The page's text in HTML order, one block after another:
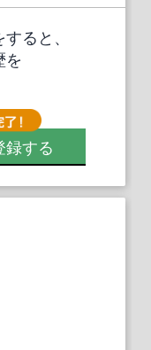
ると、
を
録する